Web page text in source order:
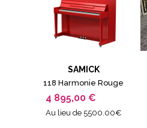
SAMICK
118 Harmonie Rouge
4 895,00 €
Au lieu de 5500.00€